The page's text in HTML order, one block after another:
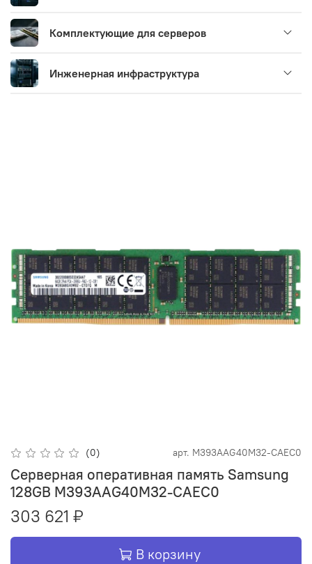
Комплектующие для серверов
Инженерная инфраструктура
(0) арт. M393AAG40M32-CAEC0
Серверная оперативная память Samsung
128GB M393AAG40M32-CAEC0
303 621 ₽
В корзину